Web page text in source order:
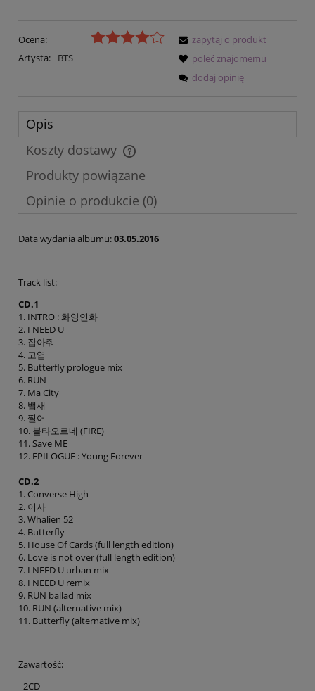
Ocena:
Artysta:
BTS
zapytaj o produkt
poleć znajomemu
dodaj opinię
Opis
Koszty dostawy
Cena nie zawiera ewentualnych kosztów płatności
Produkty powiązane
Opinie o produkcie (0)
Data wydania albumu:03.05.2016
Track list:
CD.1
1. INTRO : 화양연화
2. I NEED U
3. 잡아줘
4. 고엽
5. Butterfly prologue mix
6. RUN
7. Ma City
8. 뱁새
9. 쩔어
10. 불타오르네 (FIRE)
11. Save ME
12. EPILOGUE : Young Forever
CD.2
1. Converse High
2. 이사
3. Whalien 52
4. Butterfly
5. House Of Cards (full length edition)
6. Love is not over (full length edition)
7. I NEED U urban mix
8. I NEED U remix
9. RUN ballad mix
10. RUN (alternative mix)
11. Butterfly (alternative mix)
Zawartość:
- 2CD